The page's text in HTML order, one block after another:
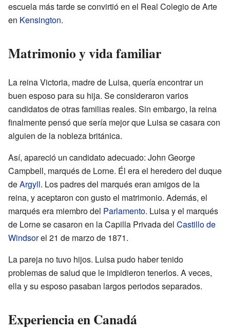
escuela más tarde se convirtió en el Real Colegio de Arte
en Kensington.
Matrimonio y vida familiar
La reina Victoria, madre de Luisa, quería encontrar un
buen esposo para su hija. Se consideraron varios
candidatos de otras familias reales. Sin embargo, la reina
finalmente pensó que sería mejor que Luisa se casara con
alguien de la nobleza británica.
Así, apareció un candidato adecuado: John George
Campbell, marqués de Lorne. Él era el heredero del duque
deArgyll. Los padres del marqués eran amigos de la
reina, y aceptaron con gusto el matrimonio. Además, el
marqués era miembro del Parlamento. Luisa y el marqués
de Lorne se casaron en la Capilla Privada del Castillo de
Windsorel 21 de marzo de 1871.
La pareja no tuvo hijos. Luisa pudo haber tenido
problemas de salud que le impidieron tenerlos. A veces,
ella y su esposo pasaban largos periodos separados.
Experiencia en Canadá